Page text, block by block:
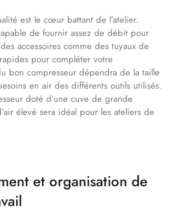
est le cœur battant de l’atelier.
de fournir assez de débit pour
accessoires comme des tuyaux de
pour compléter votre
bon compresseur dépendra de la taille
en air des différents outils utilisés.
doté d’une cuve de grande
élevé sera idéal pour les ateliers de
et organisation de